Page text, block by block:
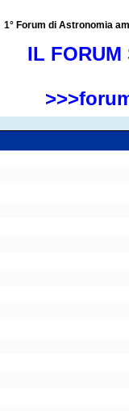
1° Forum di Astronomia
IL FORUM